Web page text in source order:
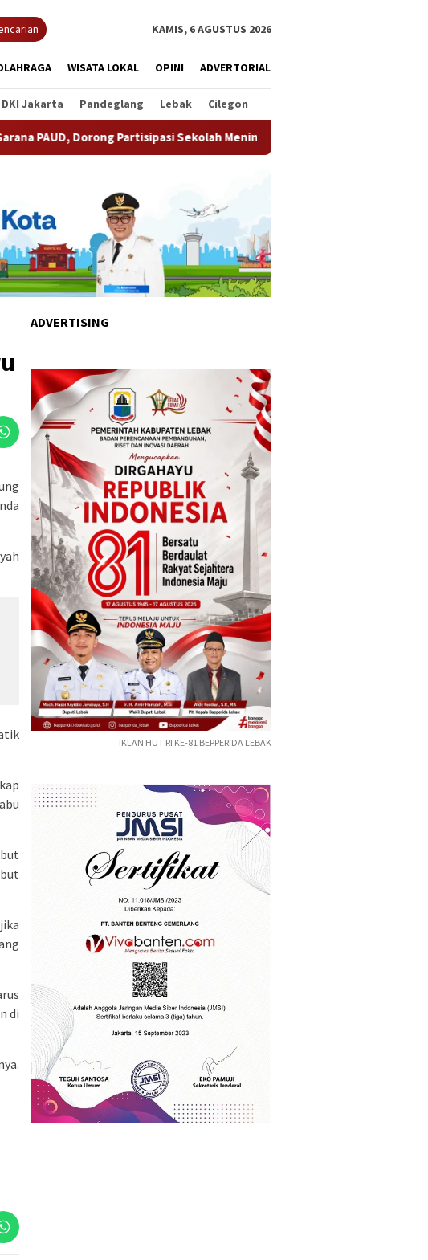
KAMIS, 6 AGUSTUS 2026
WISATA LOKAL OPINI ADVERTORIAL
DKI Jakarta Pandeglang Lebak Cilegon
Partisipasi Sekolah Meningkat
di
ADVERTISING
IKLAN HUT RI KE-81 BEPPERIDA LEBAK